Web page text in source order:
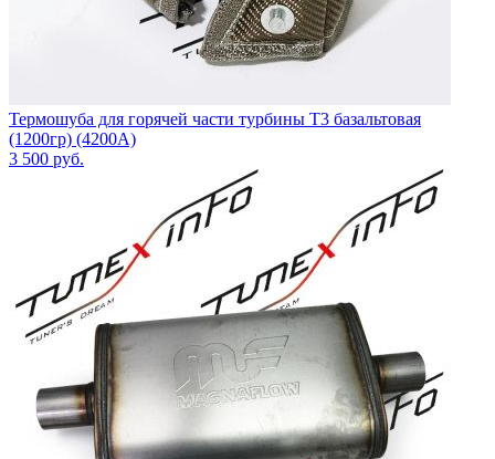
Термошуба для горячей части турбины T3 базальтовая
(1200гр) (4200A)
3 500 руб.